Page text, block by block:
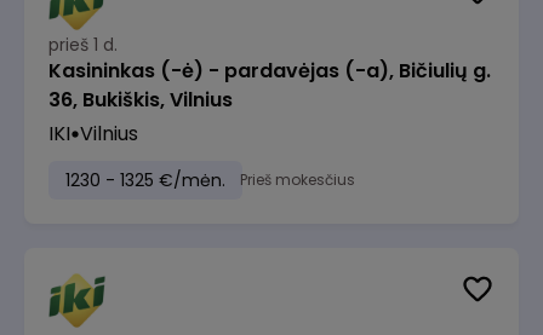
prieš 1 d.
Kasininkas (-ė) - pardavėjas (-a), Bičiulių g.
36, Bukiškis, Vilnius
IKI Vilnius
1230 - 1325 €/mėn. Prieš mokesčius